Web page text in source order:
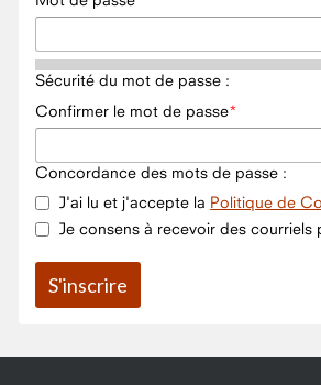
Sécurité du mot de passe :
Confirmer le mot de passe
Concordance des mots de passe :
J'ai lu et j'accepte la Politique de
Je consens à recevoir des courriels